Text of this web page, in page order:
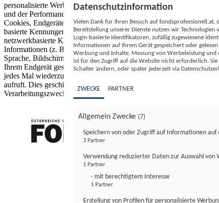
personalisierte Werbung und Inhalte, Messung von Werbeleistung
und der Performance von Inhalten sowie Zielgruppenforschung.
Cookies, Endgeräte- oder ähnliche Online-Kennungen (z. B. login-
basierte Kennungen, zufällig generierte Kennungen,
netzwerkbasierte Kennungen) können zusammen mit anderen
Informationen (z. B. Browsertyp und Browserinformationen,
Sprache, Bildschirmgröße, unterstützte Technologien usw.) auf
Ihrem Endgerät gespeichert oder von dort ausgelesen werden, um es
jedes Mal wiederzuerkennen, wenn es eine App oder einer Webseite
aufruft. Dies geschieht für einen oder mehrere der hier aufgeführten
Verarbeitungszwecke.
Datenschutzinformation
Vielen Dank für Ihren Besuch auf
Bereitstellung unserer Dienste nutzen wir Technologien
Login-basierte Identifikatoren, zufällig zugewiesene
Informationen auf Ihrem Gerät gespeichert oder
Werbung und Inhalte, Messung von Werbeleistung
ist für den Zugriff auf die Website nicht erforderlich.
Schalter ändern, oder später jederzeit via
ZWECKE PARTNER
Allgemein Zwecke (7)
Speichern von oder Zugriff auf Informationen auf
3 Partner
Verwendung reduzierter Daten zur Auswahl von
1 Partner
- mit berechtigtem Interesse
1 Partner
Erstellung von Profilen für personalisierte
FONDS professionell